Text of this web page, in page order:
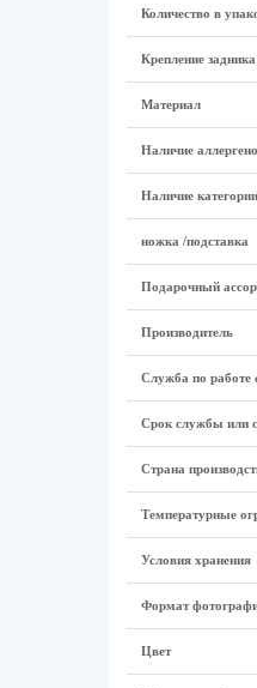
Количество в
Крепление задника
Материал
Наличие
Наличие
ножка /подставка
Подарочный
Производитель
Служба по работе
Срок службы или
Страна
Температурные
Условия хранения
Формат
Цвет